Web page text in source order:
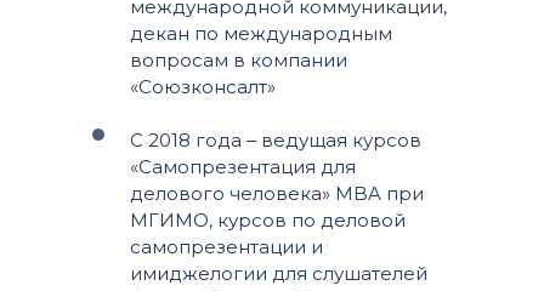
международной коммуникации,
декан по международным
вопросам в компании
«Союзконсалт»
С 2018 года ‒ ведущая курсов
«Самопрезентация для
делового человека» MBA при
МГИМО, курсов по деловой
самопрезентации и
имиджелогии для слушателей